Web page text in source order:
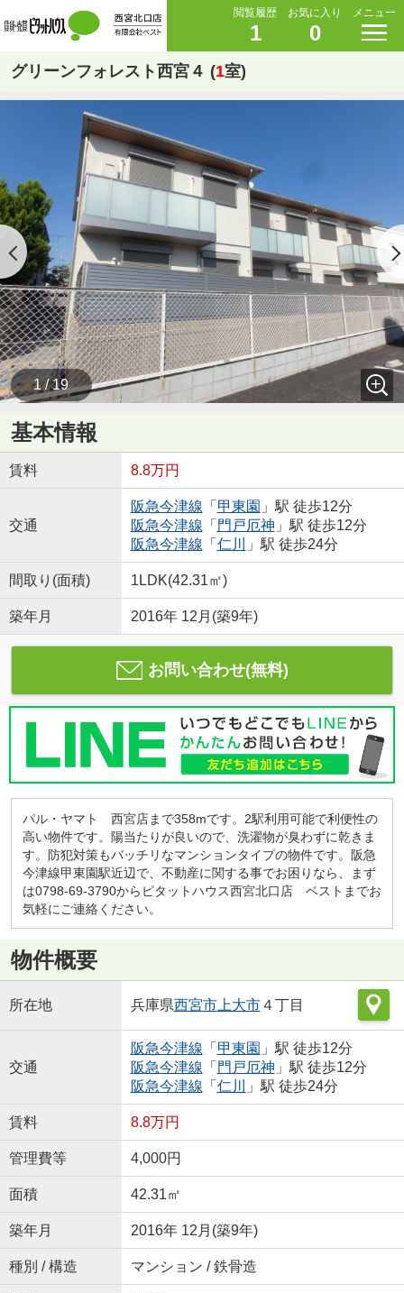
閲覧履歴
1
お気に入り
0
メニュー
グリーンフォレスト西宮４ (1室)
1 / 19
基本情報
賃料 8.8万円
交通
阪急今津線 「 甲東園 」駅 徒歩12分
阪急今津線 「 門戸厄神 」駅 徒歩12分
阪急今津線 「 仁川 」駅 徒歩24分
間取り(面積) 1LDK(42.31㎡)
築年月 2016年 12月(築9年)
お問い合わせ(無料)
パル・ヤマト 西宮店まで358mです。2駅利用可能で利便性の
高い物件です。陽当たりが良いので、洗濯物が臭わずに乾きま
す。防犯対策もバッチリなマンションタイプの物件です。阪急
今津線甲東園駅近辺で、不動産に関する事でお困りなら、まず
は0798-69-3790からピタットハウス西宮北口店 ベストまでお
気軽にご連絡ください。
物件概要
所在地 兵庫県西宮市上大市４丁目
交通
阪急今津線 「 甲東園 」駅 徒歩12分
阪急今津線 「 門戸厄神 」駅 徒歩12分
阪急今津線 「 仁川 」駅 徒歩24分
賃料 8.8万円
管理費等 4,000円
面積 42.31㎡
築年月 2016年 12月(築9年)
種別 / 構造 マンション / 鉄骨造